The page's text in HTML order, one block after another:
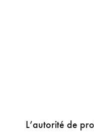
L’autorité de